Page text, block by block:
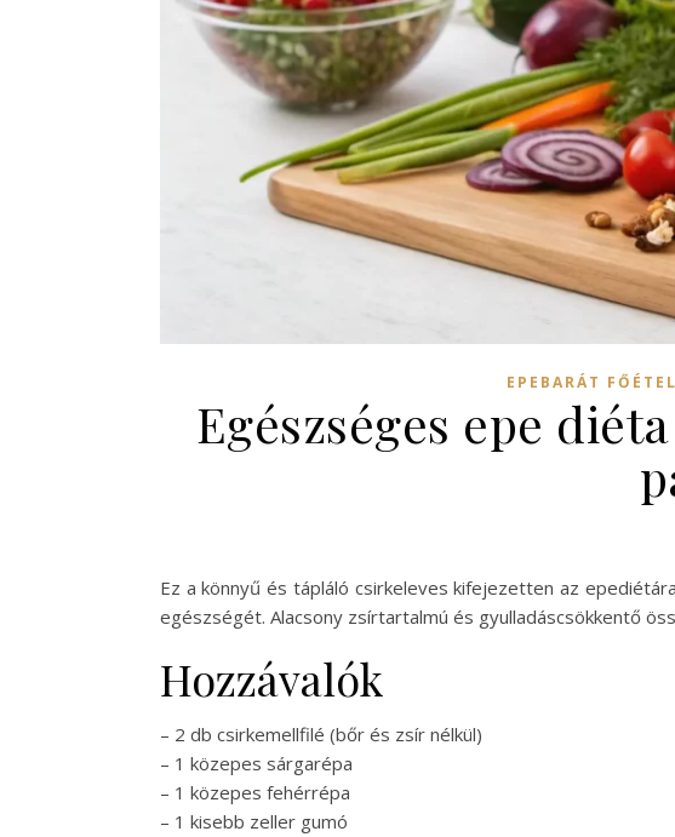
EPEBARÁT
Egészséges epe
Ez a könnyű és tápláló csirkeleves kifejezetten az
egészségét. Alacsony zsírtartalmú és gyulladáscsökkentő
Hozzávalók
– 2 db csirkemellfilé (bőr és zsír nélkül)
– 1 közepes sárgarépa
– 1 közepes fehérrépa
– 1 kisebb zeller gumó